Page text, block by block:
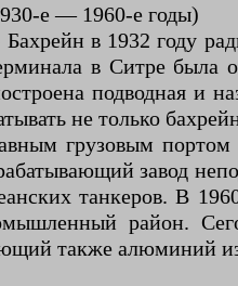
е — 1960-е годы)
в 1932 году
в Ситре была
подводная и
не только
грузовым
завод
танкеров. В
район.
также алюминий